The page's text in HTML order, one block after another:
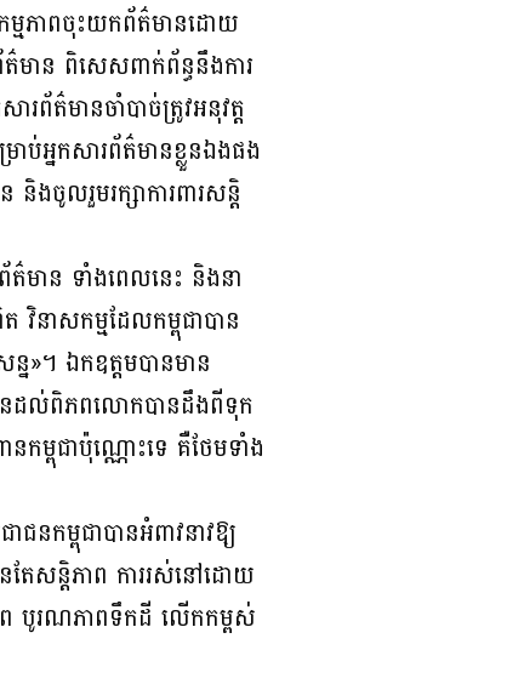
ម្មភាពចុះយកព័ត៌មានដោយ
មាន ពិសេសពាក់ព័ន្ធនឹងការ
ព័ត៌មានចាំបាច់ត្រូវអនុវត្ត
ប់អ្នកសារព័ត៌មានខ្លួនឯងផង
ចូលរួមរក្សាការពារសន្តិ
ព័ត៌មាន ទាំងពេលនេះ និងនា
វិនាសកម្មដែលកម្ពុជាបាន
»។ ឯកឧត្តមបានមាន
នដល់ពិភពលោកបានដឹងពីទុក
កម្ពុជាប៉ុណ្ណោះទេ គឺថែមទាំង
នកម្ពុជាបានអំពាវនាវឱ្យ
តែសន្តិភាព ការរស់នៅដោយ
ព បូរណភាពទឹកដី លើកកម្ពស់